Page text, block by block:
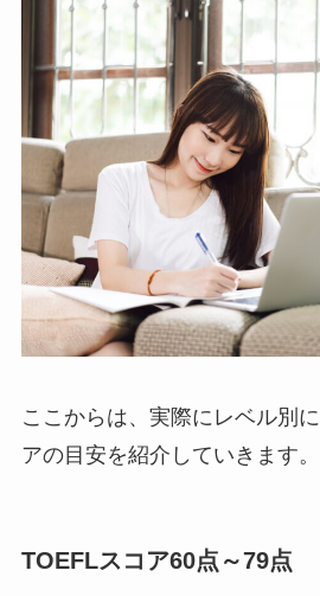
ここからは、実際にレベル別
アの目安を紹介していきます。
TOEFLスコア60点～79点